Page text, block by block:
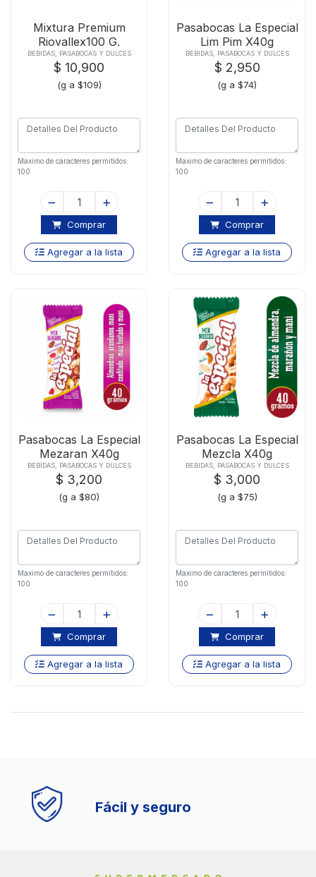
Mixtura Premium
Riovallex100 G.
BEBIDAS, PASABOCAS Y DULCES
$ 10,900
(g a $109)
Maximo de caracteres permitidos:
100
Comprar
Agregar a la lista
Pasabocas La Especial
Lim Pim X40g
BEBIDAS, PASABOCAS Y DULCES
$ 2,950
(g a $74)
Maximo de caracteres permitidos:
100
Comprar
Agregar a la lista
Pasabocas La Especial
Mezaran X40g
BEBIDAS, PASABOCAS Y DULCES
$ 3,200
(g a $80)
Maximo de caracteres permitidos:
100
Comprar
Agregar a la lista
Pasabocas La Especial
Mezcla X40g
BEBIDAS, PASABOCAS Y DULCES
$ 3,000
(g a $75)
Maximo de caracteres permitidos:
100
Comprar
Agregar a la lista
Fácil y seguro